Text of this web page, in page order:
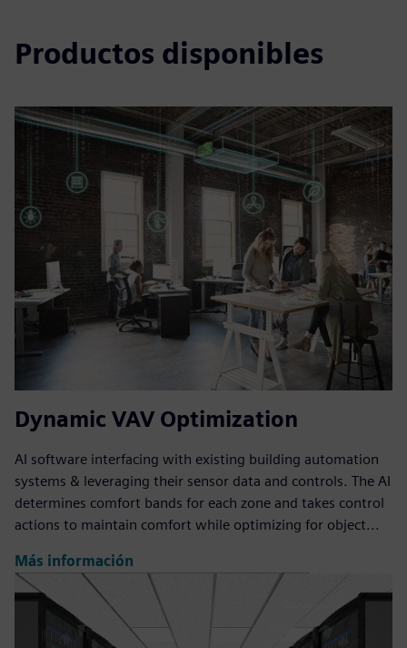
Productos disponibles
Dynamic VAV Optimization
AI software interfacing with existing building automation
systems & leveraging their sensor data and controls. The AI
determines comfort bands for each zone and takes control
actions to maintain comfort while optimizing for object...
Más información